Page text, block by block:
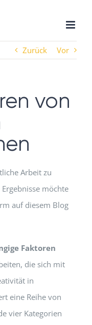
Zurück
Vor
von
Arbeit zu
möchte
auf diesem Blog
Faktoren
die sich mit
in
eine Reihe von
vier Kategorien